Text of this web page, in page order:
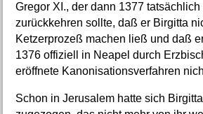
Gregor XI., der dann 1377
zurückkehren sollte, daß er Birgitta
Ketzerprozeß machen ließ und daß
1376 offiziell in Neapel durch
eröffnete Kanonisationsverfahren
Schon in Jerusalem hatte sich